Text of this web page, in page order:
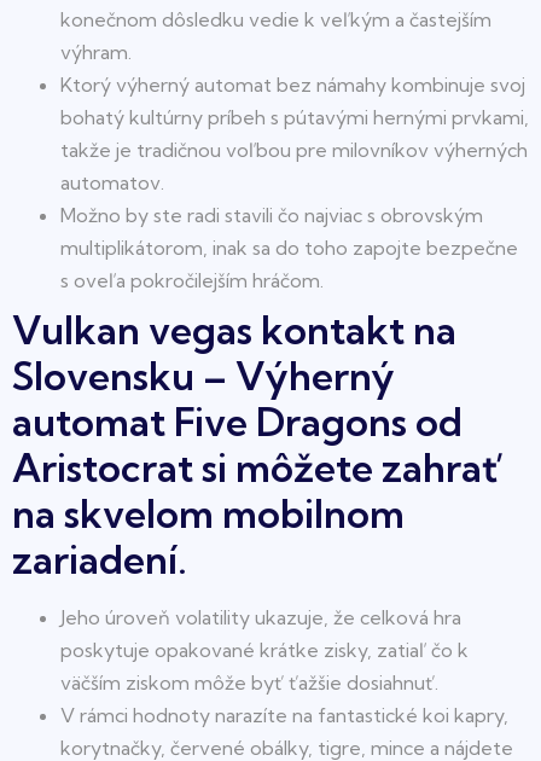
konečnom dôsledku vedie k veľkým a častejším
výhram.
Ktorý výherný automat bez námahy kombinuje svoj
bohatý kultúrny príbeh s pútavými hernými prvkami,
takže je tradičnou voľbou pre milovníkov výherných
automatov.
Možno by ste radi stavili čo najviac s obrovským
multiplikátorom, inak sa do toho zapojte bezpečne
s oveľa pokročilejším hráčom.
Vulkan vegas kontakt na
Slovensku – Výherný
automat Five Dragons od
Aristocrat si môžete zahrať
na skvelom mobilnom
zariadení.
Jeho úroveň volatility ukazuje, že celková hra
poskytuje opakované krátke zisky, zatiaľ čo k
väčším ziskom môže byť ťažšie dosiahnuť.
V rámci hodnoty narazíte na fantastické koi kapry,
korytnačky, červené obálky, tigre, mince a nájdete